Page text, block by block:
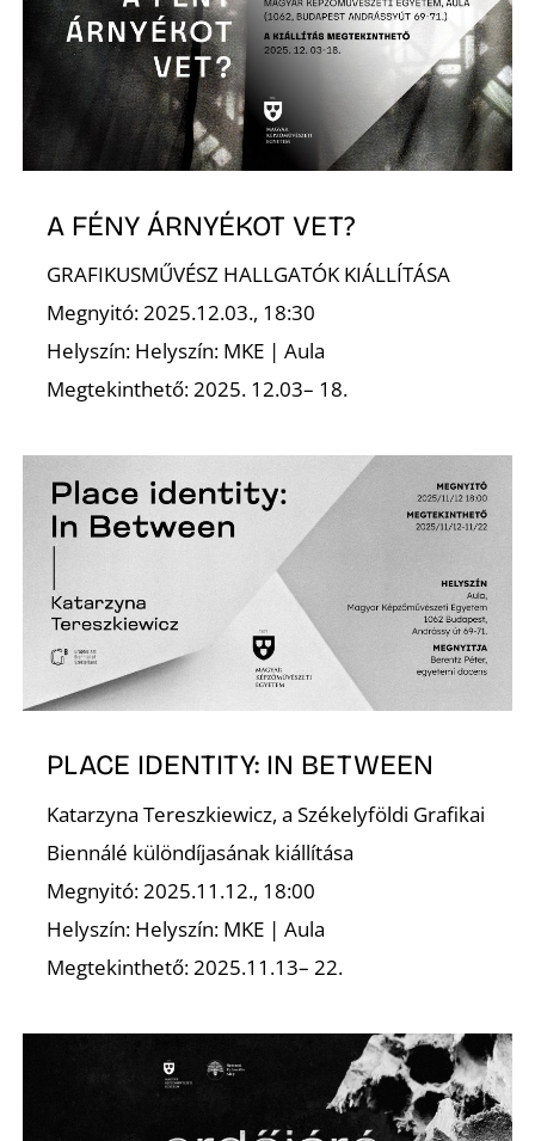
A FÉNY ÁRNYÉKOT VET?
GRAFIKUSMŰVÉSZ HALLGATÓK KIÁLLÍTÁSA
Megnyitó: 2025.12.03., 18:30
Helyszín: Helyszín: MKE | Aula
Megtekinthető: 2025. 12.03– 18.
PLACE IDENTITY: IN BETWEEN
Katarzyna Tereszkiewicz, a Székelyföldi Grafikai
Biennálé különdíjasának kiállítása
Megnyitó: 2025.11.12., 18:00
Helyszín: Helyszín: MKE | Aula
Megtekinthető: 2025.11.13– 22.